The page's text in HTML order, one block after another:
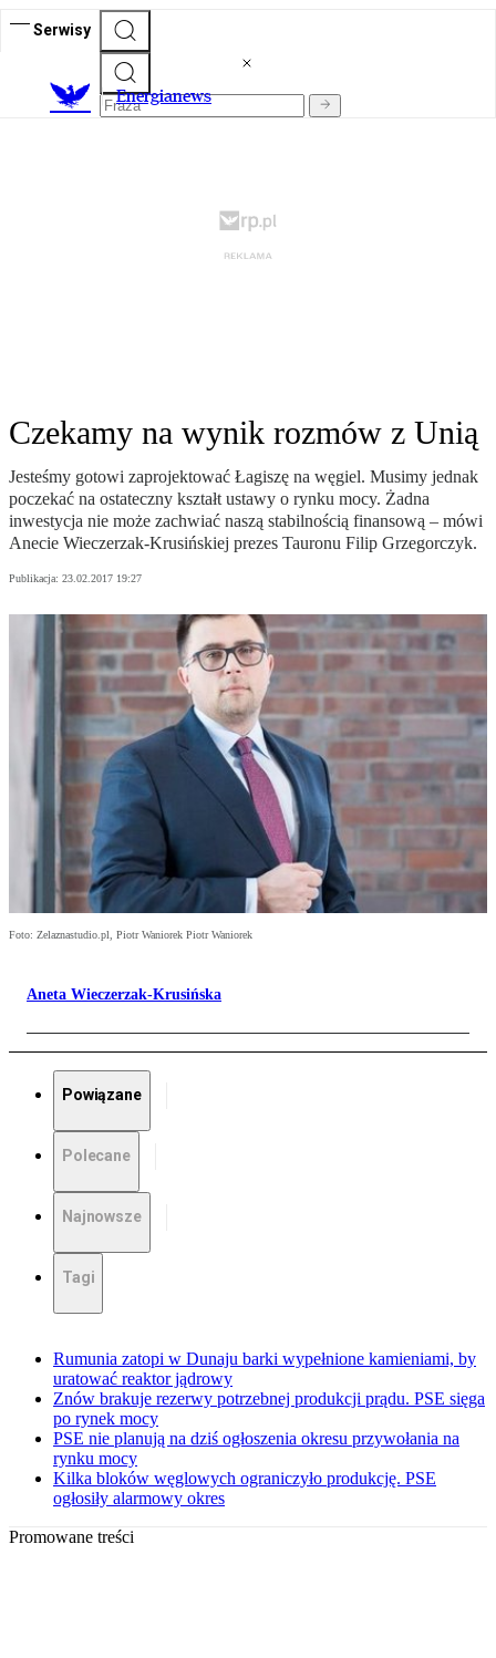
Serwisy
Energianews
Czekamy na wynik rozmów z Unią
Jesteśmy gotowi zaprojektować Łagiszę na węgiel. Musimy jednak
poczekać na ostateczny kształt ustawy o rynku mocy. Żadna
inwestycja nie może zachwiać naszą stabilnością finansową – mówi
Anecie Wieczerzak-Krusińskiej prezes Tauronu Filip Grzegorczyk.
Publikacja: 23.02.2017 19:27
Foto: Zelaznastudio.pl, Piotr Waniorek Piotr Waniorek
Aneta Wieczerzak-Krusińska
Powiązane
Polecane
Najnowsze
Tagi
Rumunia zatopi w Dunaju barki wypełnione kamieniami, by
uratować reaktor jądrowy
Znów brakuje rezerwy potrzebnej produkcji prądu. PSE sięga
po rynek mocy
PSE nie planują na dziś ogłoszenia okresu przywołania na
rynku mocy
Kilka bloków węglowych ograniczyło produkcję. PSE
ogłosiły alarmowy okres
Promowane treści